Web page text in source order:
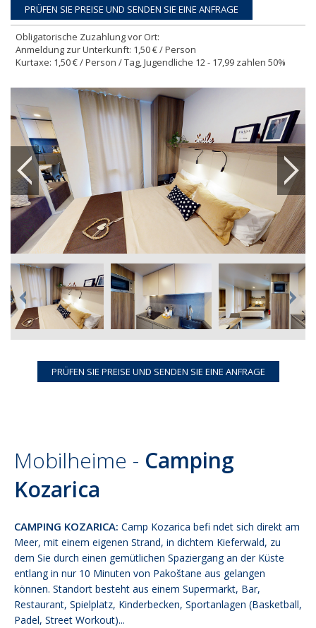
Obligatorische Zuzahlung vor Ort:
Anmeldung zur Unterkunft: 1,50 € / Person
Kurtaxe: 1,50 € / Person / Tag, Jugendliche 12 - 17,99 zahlen 50%
Mobilheime - Camping
Kozarica
CAMPING KOZARICA: Camp Kozarica befi ndet sich direkt am
Meer, mit einem eigenen Strand, in dichtem Kieferwald, zu
dem Sie durch einen gemütlichen Spaziergang an der Küste
entlang in nur 10 Minuten von Pakoštane aus gelangen
können. Standort besteht aus einem Supermarkt, Bar,
Restaurant, Spielplatz, Kinderbecken, Sportanlagen (Basketball,
Padel, Street Workout)...